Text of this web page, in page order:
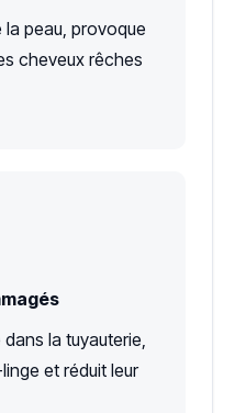
peau, provoque
cheveux rêches
la tuyauterie,
et réduit leur